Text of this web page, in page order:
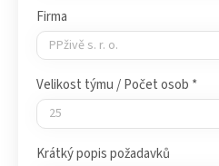
Firma
Velikost týmu / Počet osob *
Krátký popis požadavků